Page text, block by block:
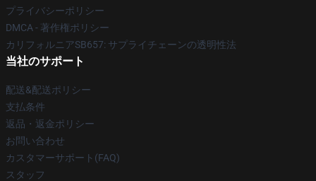
プライバシーポリシー
DMCA - 著作権ポリシー
カリフォルニアSB657: サプライチェーンの透明性法
当社のサポート
配送&配送ポリシー
支払条件
返品・返金ポリシー
お問い合わせ
カスタマーサポート(FAQ)
スタッフ